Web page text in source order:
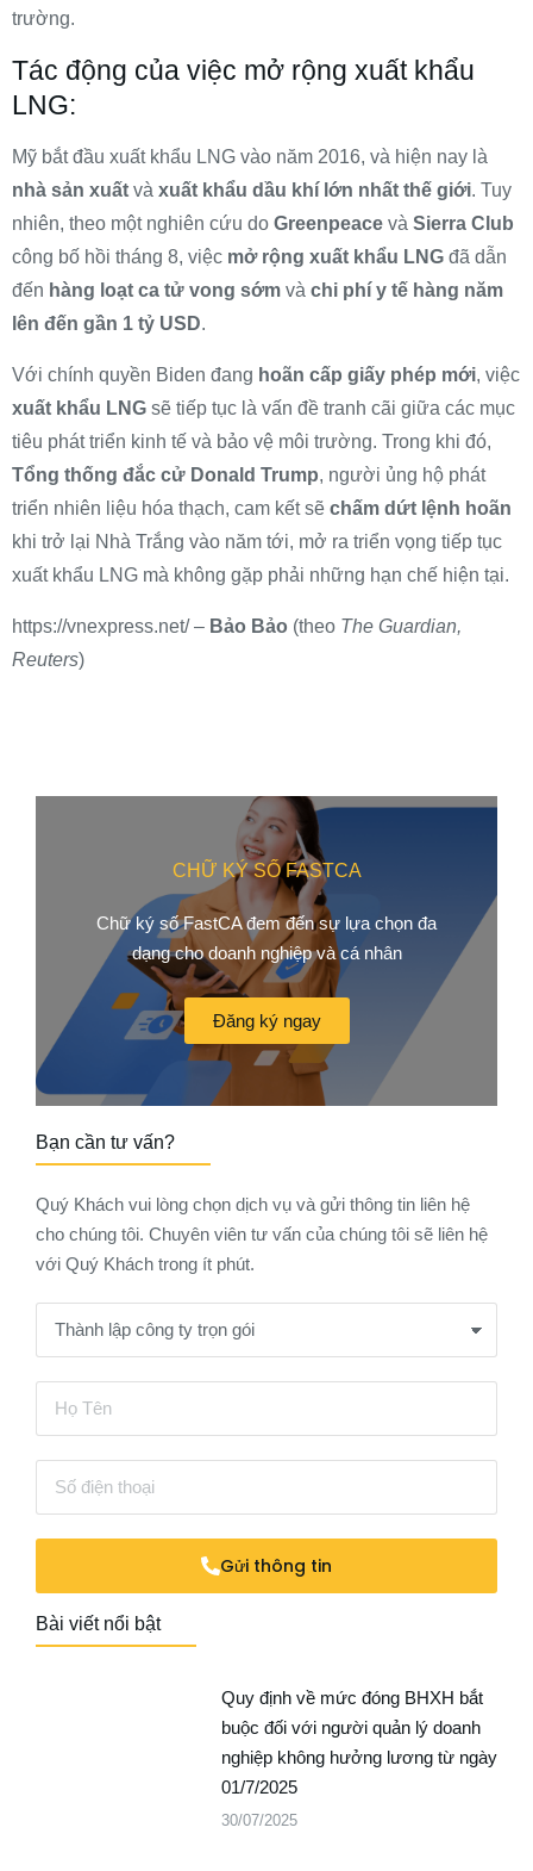
trường.
Tác động của việc mở rộng xuất khẩu
LNG:
Mỹ bắt đầu xuất khẩu LNG vào năm 2016, và hiện nay là
nhà sản xuất và xuất khẩu dầu khí lớn nhất thế giới. Tuy
nhiên, theo một nghiên cứu do Greenpeace và Sierra Club
công bố hồi tháng 8, việc mở rộng xuất khẩu LNG đã dẫn
đến hàng loạt ca tử vong sớm và chi phí y tế hàng năm
lên đến gần 1 tỷ USD.
Với chính quyền Biden đang hoãn cấp giấy phép mới, việc
xuất khẩu LNG sẽ tiếp tục là vấn đề tranh cãi giữa các mục
tiêu phát triển kinh tế và bảo vệ môi trường. Trong khi đó,
Tổng thống đắc cử Donald Trump, người ủng hộ phát
triển nhiên liệu hóa thạch, cam kết sẽ chấm dứt lệnh hoãn
khi trở lại Nhà Trắng vào năm tới, mở ra triển vọng tiếp tục
xuất khẩu LNG mà không gặp phải những hạn chế hiện tại.
https://vnexpress.net/ – Bảo Bảo (theo The Guardian,
Reuters)
CHỮ KÝ SỐ FASTCA
Chữ ký số FastCA đem đến sự lựa chọn đa
dạng cho doanh nghiệp và cá nhân
Đăng ký ngay
Bạn cần tư vấn?
Quý Khách vui lòng chọn dịch vụ và gửi thông tin liên hệ
cho chúng tôi. Chuyên viên tư vấn của chúng tôi sẽ liên hệ
với Quý Khách trong ít phút.
Gửi thông tin
Bài viết nổi bật
Quy định về mức đóng BHXH bắt
buộc đối với người quản lý doanh
nghiệp không hưởng lương từ ngày
01/7/2025
30/07/2025